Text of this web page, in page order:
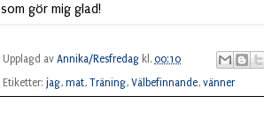
som gör mig glad!
Upplagd av Annika/Resfredag kl. 00:10
Etiketter: jag, mat, Träning, Välbefinnande, vänner